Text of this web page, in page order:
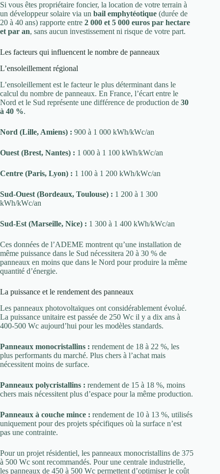
Si vous êtes propriétaire foncier, la location de votre terrain à
un développeur solaire via un bail emphytéotique (durée de
20 à 40 ans) rapporte entre 2 000 et 5 000 euros par hectare
et par an, sans aucun investissement ni risque de votre part.
Les facteurs qui influencent le nombre de panneaux
L’ensoleillement régional
L’ensoleillement est le facteur le plus déterminant dans le
calcul du nombre de panneaux. En France, l’écart entre le
Nord et le Sud représente une différence de production de 30
à 40 %.
Nord (Lille, Amiens) : 900 à 1 000 kWh/kWc/an
Ouest (Brest, Nantes) : 1 000 à 1 100 kWh/kWc/an
Centre (Paris, Lyon) : 1 100 à 1 200 kWh/kWc/an
Sud-Ouest (Bordeaux, Toulouse) : 1 200 à 1 300
kWh/kWc/an
Sud-Est (Marseille, Nice) : 1 300 à 1 400 kWh/kWc/an
Ces données de l’ADEME montrent qu’une installation de
même puissance dans le Sud nécessitera 20 à 30 % de
panneaux en moins que dans le Nord pour produire la même
quantité d’énergie.
La puissance et le rendement des panneaux
Les panneaux photovoltaïques ont considérablement évolué.
La puissance unitaire est passée de 250 Wc il y a dix ans à
400-500 Wc aujourd’hui pour les modèles standards.
Panneaux monocristallins : rendement de 18 à 22 %, les
plus performants du marché. Plus chers à l’achat mais
nécessitent moins de surface.
Panneaux polycristallins : rendement de 15 à 18 %, moins
chers mais nécessitent plus d’espace pour la même production.
Panneaux à couche mince : rendement de 10 à 13 %, utilisés
uniquement pour des projets spécifiques où la surface n’est
pas une contrainte.
Pour un projet résidentiel, les panneaux monocristallins de 375
à 500 Wc sont recommandés. Pour une centrale industrielle,
les panneaux de 450 à 500 Wc permettent d’optimiser le coût